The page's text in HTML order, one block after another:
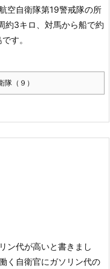
空自衛隊第19警戒隊の所
約3キロ、対馬から船で約
す。
隊（９）
ン代が高いと書きまし
く自衛官にガソリン代の